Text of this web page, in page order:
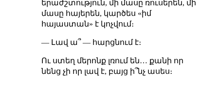
երաժշտություն, մի մասը ռուսերեն, մի
մասը հայերեն, կարծես «իմ
հայաստան» է կոչվում։
— Լավ ա՞ — հարցնում է։
Ու ստեղ մերոնք լռում են… քանի որ
նենց չի որ լավ է, բայց ի՞նչ ասես։